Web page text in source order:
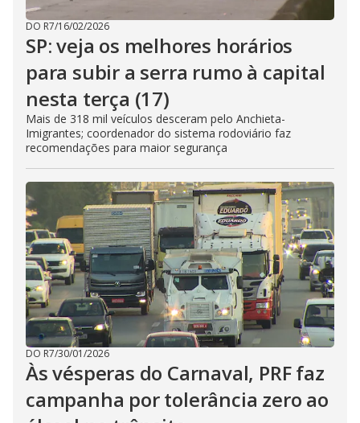
DO R7/16/02/2026
SP: veja os melhores horários
para subir a serra rumo à capital
nesta terça (17)
Mais de 318 mil veículos desceram pelo Anchieta-
Imigrantes; coordenador do sistema rodoviário faz
recomendações para maior segurança
DO R7/30/01/2026
Às vésperas do Carnaval, PRF faz
campanha por tolerância zero ao